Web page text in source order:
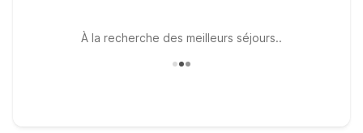
À la recherche des meilleurs séjours..